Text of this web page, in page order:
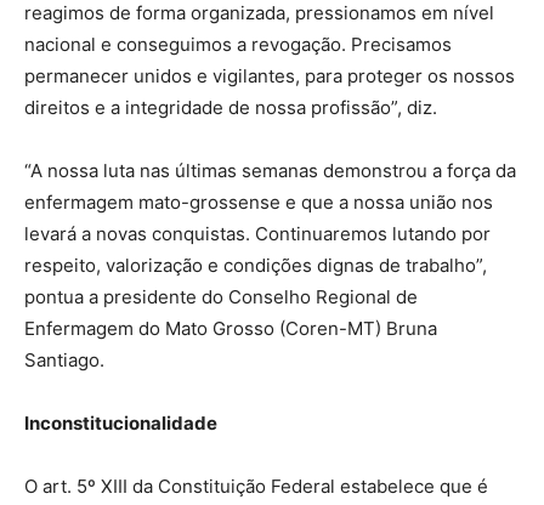
reagimos de forma organizada, pressionamos em nível
nacional e conseguimos a revogação. Precisamos
permanecer unidos e vigilantes, para proteger os nossos
direitos e a integridade de nossa profissão”, diz.
“A nossa luta nas últimas semanas demonstrou a força da
enfermagem mato-grossense e que a nossa união nos
levará a novas conquistas. Continuaremos lutando por
respeito, valorização e condições dignas de trabalho”,
pontua a presidente do Conselho Regional de
Enfermagem do Mato Grosso (Coren-MT) Bruna
Santiago.
Inconstitucionalidade
O art. 5º XIII da Constituição Federal estabelece que é